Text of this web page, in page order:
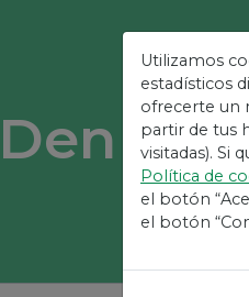
Den
Utilizamos
estadísticos
ofrecerte un
partir de tus
visitadas). Si
Política de
el botón
el botón